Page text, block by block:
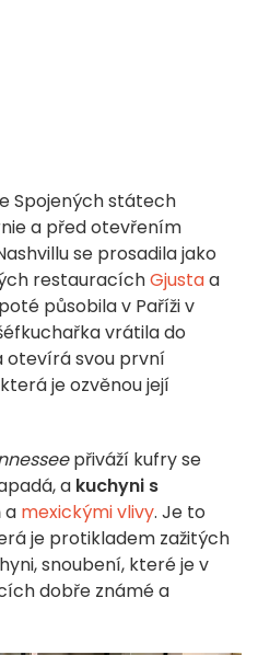
Spojených státech
a před otevřením
se prosadila jako
restauracíchGjustaa
působila v Paříži v
vrátila do
otevírá svou první
je ozvěnou její
přiváží kufry se
a kuchyni s
a mexickými vlivy. Je to
je protikladem zažitých
snoubení, které je v
dobře známé a